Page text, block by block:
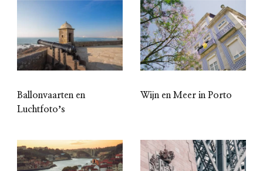
Ballonvaarten en
Luchtfotoʼs
Wijn en Meer in Porto